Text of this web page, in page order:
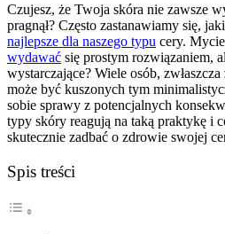
Czujesz, że Twoja skóra nie zawsze
pragnął? Często zastanawiamy się,
najlepsze dla naszego typu cery. Mycie
wydawać się prostym rozwiązaniem,
wystarczające? Wiele osób,
może być kuszonych tym
sobie sprawy z potencjalnych
typy skóry reagują na taką praktykę i
skutecznie zadbać o zdrowie swojej
Spis treści